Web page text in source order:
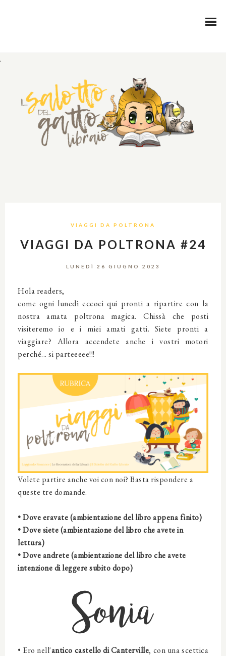
.
VIAGGI DA POLTRONA
VIAGGI DA POLTRONA #24
LUNEDÌ 26 GIUGNO 2023
Hola readers,
come ogni lunedì eccoci qui pronti a ripartire con la
nostra amata poltrona magica. Chissà che posti
visiteremo io e i miei amati gatti. Siete pronti a
viaggiare? Allora accendete anche i vostri motori
perché... si parteeeee!!!
Volete partire anche voi con noi? Basta rispondere a
queste tre domande.
• Dove eravate (ambientazione del libro appena finito)
• Dove siete (ambientazione del libro che avete in
lettura)
• Dove andrete (ambientazione del libro che avete
intenzione di leggere subito dopo)
Sonia
• Ero nell'antico castello di Canterville, con una scettica